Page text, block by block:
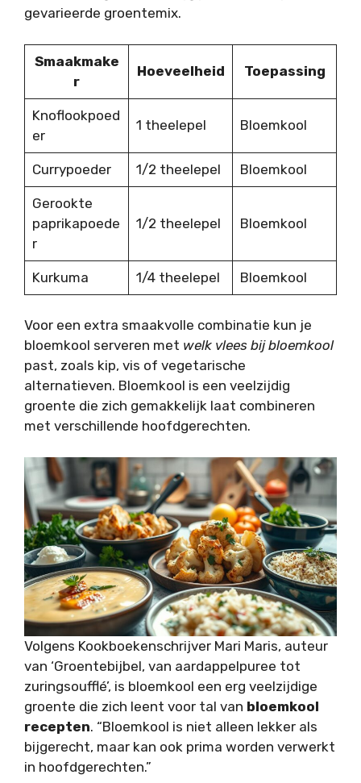
gevarieerde groentemix.
Smaakmake
r
Hoeveelheid Toepassing
Knoflookpoed
er
1 theelepel Bloemkool
Currypoeder 1/2 theelepel Bloemkool
Gerookte
paprikapoede
r
1/2 theelepel Bloemkool
Kurkuma 1/4 theelepel Bloemkool
Voor een extra smaakvolle combinatie kun je
bloemkool serveren met welk vlees bij bloemkool
past, zoals kip, vis of vegetarische
alternatieven. Bloemkool is een veelzijdig
groente die zich gemakkelijk laat combineren
met verschillende hoofdgerechten.
Volgens Kookboekenschrijver Mari Maris, auteur
van ‘Groentebijbel, van aardappelpuree tot
zuringsoufflé’, is bloemkool een erg veelzijdige
groente die zich leent voor tal van bloemkool
recepten. “Bloemkool is niet alleen lekker als
bijgerecht, maar kan ook prima worden verwerkt
in hoofdgerechten.”